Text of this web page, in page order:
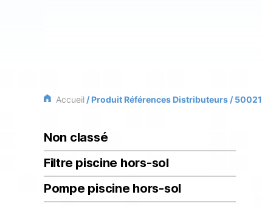
Accueil / Produit Références Distributeurs / 50021
Non classé
Filtre piscine hors-sol
Pompe piscine hors-sol